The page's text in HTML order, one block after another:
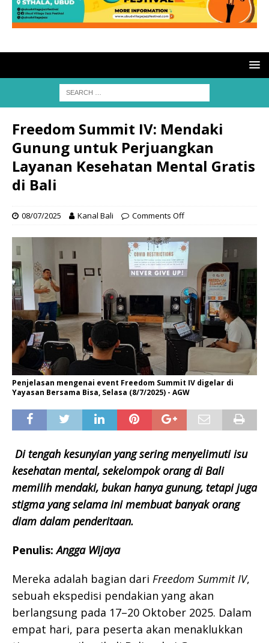
Freedom Summit IV: Mendaki
Gunung untuk Perjuangkan
Layanan Kesehatan Mental Gratis
di Bali
08/07/2025 Kanal Bali Comments Off
Penjelasan mengenai event Freedom Summit IV digelar di
Yayasan Bersama Bisa, Selasa (8/7/2025) - AGW
Di tengah kesunyian yang sering menyelimuti isu
kesehatan mental, sekelompok orang di Bali
memilih mendaki, bukan hanya gunung, tetapi juga
stigma yang selama ini membuat banyak orang
diam dalam penderitaan.
Penulis:Angga Wijaya
Mereka adalah bagian dari Freedom Summit IV,
sebuah ekspedisi pendakian yang akan
berlangsung pada 17–20 Oktober 2025. Dalam
empat hari, para peserta akan menaklukkan